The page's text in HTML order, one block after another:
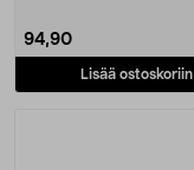
94,90
Lisää ostoskoriin